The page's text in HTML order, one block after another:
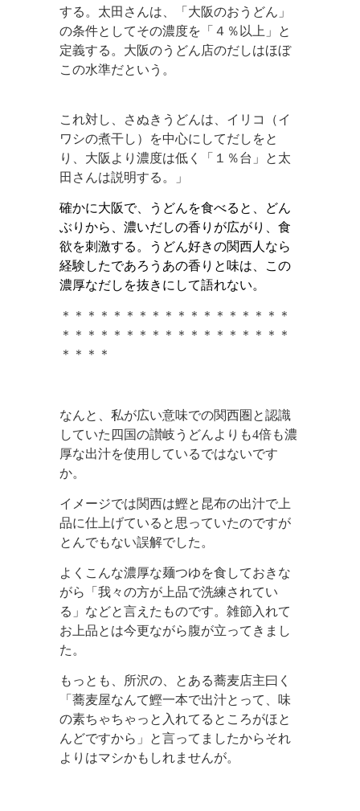
する。太田さんは、「大阪のおうどん」
の条件としてその濃度を「４％以上」と
定義する。大阪のうどん店のだしはほぼ
この水準だという。
これ対し、さぬきうどんは、イリコ（イ
ワシの煮干し）を中心にしてだしをと
り、大阪より濃度は低く「１％台」と太
田さんは説明する。」
確かに大阪で、うどんを食べると、どん
ぶりから、濃いだしの香りが広がり、食
欲を刺激する。うどん好きの関西人なら
経験したであろうあの香りと味は、この
濃厚なだしを抜きにして語れない。
＊＊＊＊＊＊＊＊＊＊＊＊＊＊＊＊＊＊
＊＊＊＊＊＊＊＊＊＊＊＊＊＊＊＊＊＊
＊＊＊＊
なんと、私が広い意味での関西圏と認識
していた四国の讃岐うどんよりも4倍も濃
厚な出汁を使用しているではないです
か。
イメージでは関西は鰹と昆布の出汁で上
品に仕上げていると思っていたのですが
とんでもない誤解でした。
よくこんな濃厚な麺つゆを食しておきな
がら「我々の方が上品で洗練されてい
る」などと言えたものです。雑節入れて
お上品とは今更ながら腹が立ってきまし
た。
もっとも、所沢の、とある蕎麦店主曰く
「蕎麦屋なんて鰹一本で出汁とって、味
の素ちゃちゃっと入れてるところがほと
んどですから」と言ってましたからそれ
よりはマシかもしれませんが。